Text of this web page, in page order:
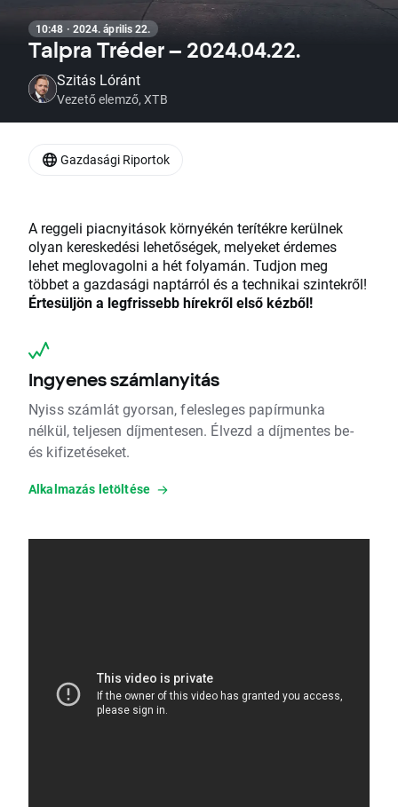
10:48 · 2024. április 22.
Talpra Tréder – 2024.04.22.
Szitás Lóránt
Vezető elemző, XTB
A reggeli piacnyitások környékén terítékre kerülnek
olyan kereskedési lehetőségek, melyeket érdemes
lehet meglovagolni a hét folyamán. Tudjon meg
többet a gazdasági naptárról és a technikai szintekről!
Értesüljön a legfrissebb hírekről első kézből!
Ingyenes számlanyitás
Nyiss számlát gyorsan, felesleges papírmunka
nélkül, teljesen díjmentesen. Élvezd a díjmentes be-
és kifizetéseket.
Alkalmazás letöltése
Gazdasági Riportok